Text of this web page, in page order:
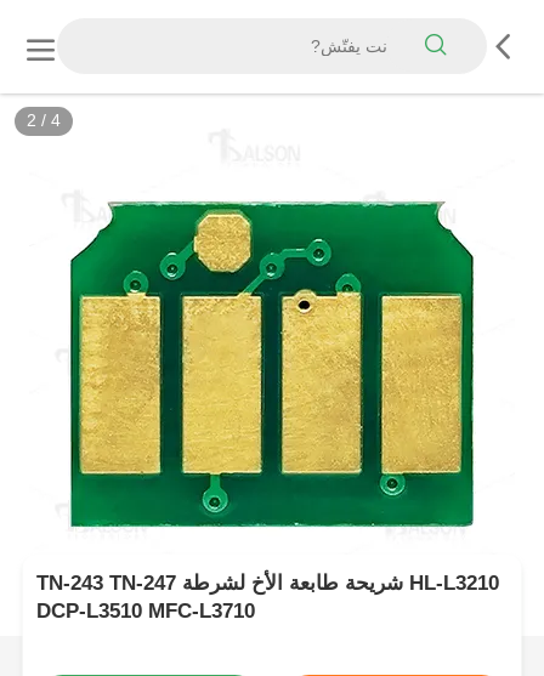
2 / 4
TN-243 TN-247 شريحة طابعة الأخ لشرطة HL-L3210
DCP-L3510 MFC-L3710